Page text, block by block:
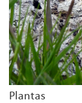
Plantas